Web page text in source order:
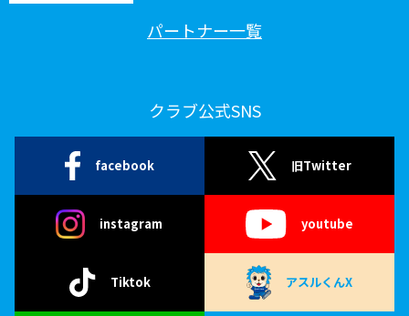
パートナー一覧
クラブ公式SNS
facebook 旧Twitter
instagram youtube
Tiktok アスルくんX